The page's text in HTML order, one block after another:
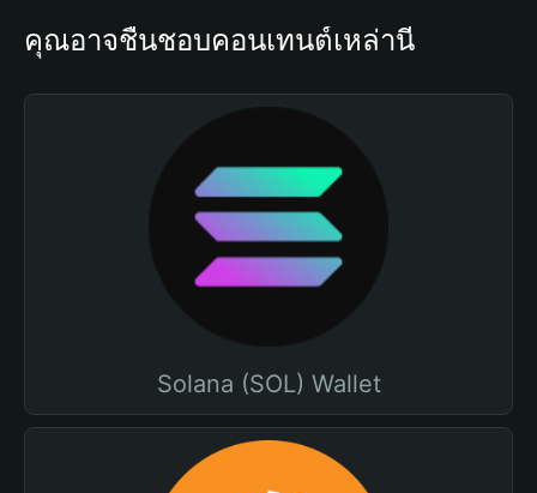
คุณอาจชื่นชอบคอนเทนต์เหล่านี้
Solana (SOL) Wallet